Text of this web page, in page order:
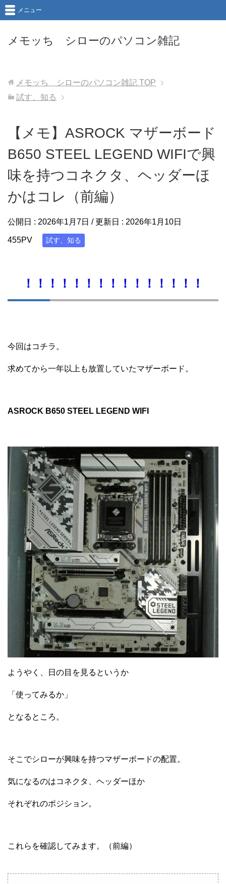
メモッち シローのパソコン雑記
メニュー
メモッち シローのパソコン雑記 TOP
試す、知る
【メモ】ASROCK マザーボード
B650 STEEL LEGEND WIFIで興
味を持つコネクタ、ヘッダーほ
かはコレ（前編）
公開日 : 2026年1月7日 / 更新日 : 2026年1月10日
455PV 試す、知る
！！！！！！！！！！！！！！！
今回はコチラ。
求めてから一年以上も放置していたマザーボード。
ASROCK B650 STEEL LEGEND WIFI
ようやく、日の目を見るというか
「使ってみるか」
となるところ。
そこでシローが興味を持つマザーボードの配置。
気になるのはコネクタ、ヘッダーほか
それぞれのポジション。
これらを確認してみます。（前編）